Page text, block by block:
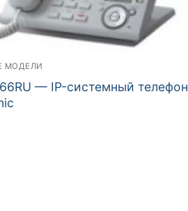
МОДЕЛИ
— IP-системный телефон